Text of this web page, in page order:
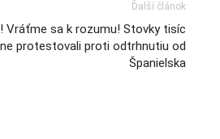
Ďalší článok
Vráťme sa k rozumu! Stovky tisíc
protestovali proti odtrhnutiu od
Španielska